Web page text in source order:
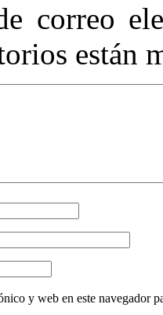
correo
están
y web en este navegador